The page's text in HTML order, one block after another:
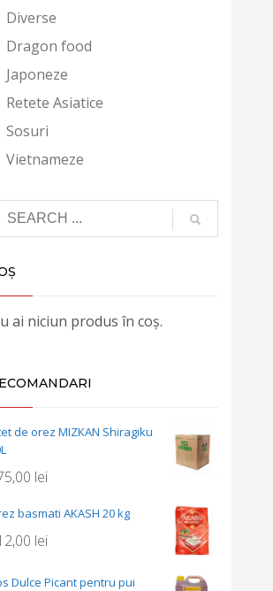
Diverse
Dragon food
Japoneze
Retete Asiatice
Sosuri
Vietnameze
ai niciun produs în coș.
de orez MIZKAN Shiragiku
lei
basmati AKASH 20 kg
lei
Dulce Picant pentru pui